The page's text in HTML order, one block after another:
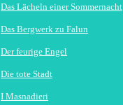
Das Lächeln einer Sommernacht
Das Bergwerk zu Falun
Der feurige Engel
Die tote Stadt
I Masnadieri